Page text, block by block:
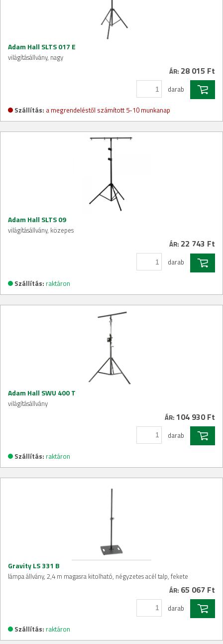
Adam Hall SLTS 017 E
világításállvány, nagy
ÁR: 28 015 Ft
darab
Szállítás: a megrendeléstől számított 5-10 munkanap
Adam Hall SLTS 09
világításállvány, közepes
ÁR: 22 743 Ft
darab
Szállítás: raktáron
Adam Hall SWU 400 T
világításállvány
ÁR: 104 930 Ft
darab
Szállítás: raktáron
Gravity LS 331 B
lámpa állvány, 2,4 m magasra kitolható, négyzetes acél talp, fekete
ÁR: 65 067 Ft
darab
Szállítás: raktáron